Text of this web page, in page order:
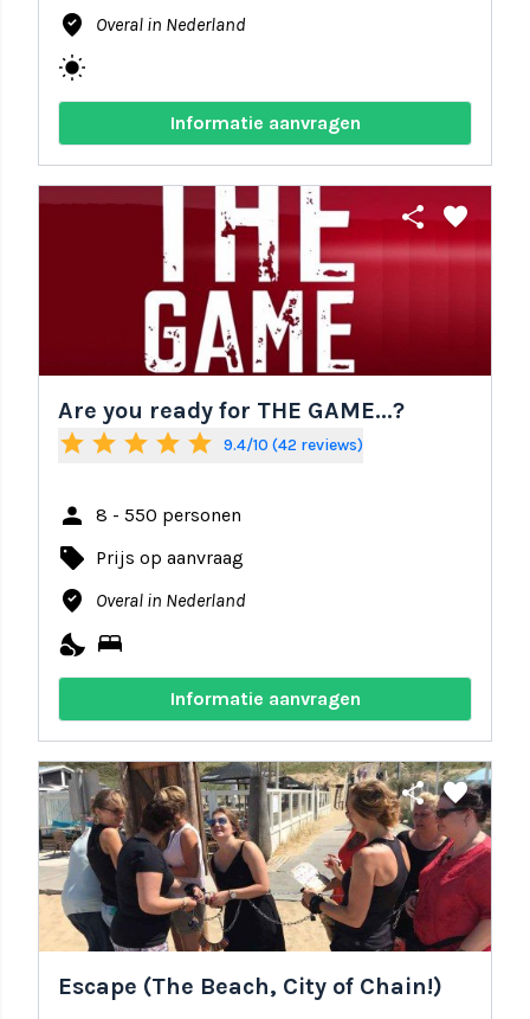
where_to_vote Overal in Nederland
wb_sunny
Informatie aanvragen
share favorite
Are you ready for THE GAME...?
star star star star star 9.4/10 (42 reviews)
person 8 - 550 personen
local_offer Prijs op aanvraag
where_to_vote Overal in Nederland
nights_stay bed
Informatie aanvragen
share favorite
Escape (The Beach, City of Chain!)